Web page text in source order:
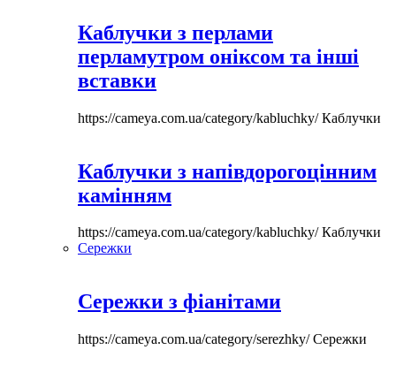
Каблучки з перлами
перламутром оніксом та інші
вставки
https://cameya.com.ua/category/kabluchky/Каблучки
Каблучки з напівдорогоцінним
камінням
https://cameya.com.ua/category/kabluchky/Каблучки
Сережки
Сережки з фіанітами
https://cameya.com.ua/category/serezhky/Сережки